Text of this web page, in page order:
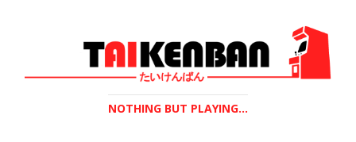
NOTHING BUT PLAYING...